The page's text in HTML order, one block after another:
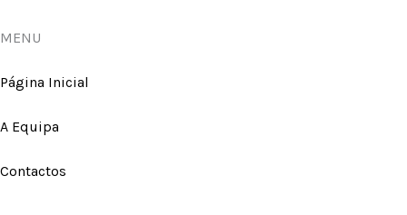
MENU
Página Inicial
A Equipa
Contactos